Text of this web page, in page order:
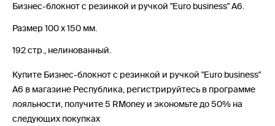
Бизнес-блокнот с резинкой и ручкой "Euro business" А6.
Размер 100 х 150 мм.
192 стр., нелинованный.
Купите Бизнес-блокнот с резинкой и ручкой "Euro business"
А6 в магазине Республика, регистрируйтесь в программе
лояльности, получите 5 RMoney и экономьте до 50% на
следующих покупках